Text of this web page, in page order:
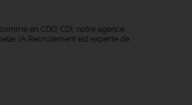
en CDD, CDI, notre agence
IA Recrutement est experte de